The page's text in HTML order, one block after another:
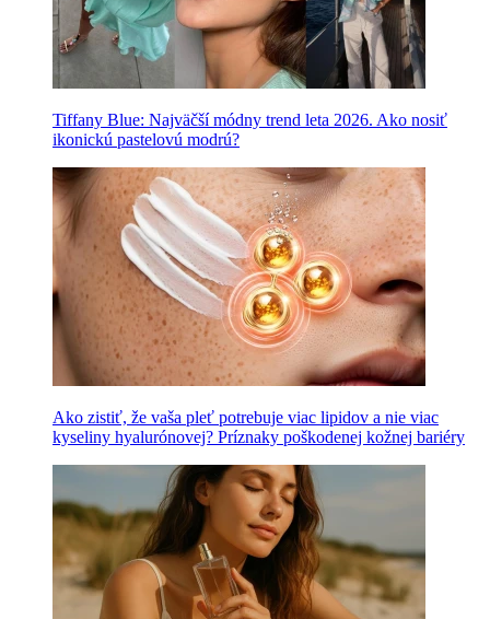
Tiffany Blue: Najväčší módny trend leta 2026. Ako nosiť
ikonickú pastelovú modrú?
Ako zistiť, že vaša pleť potrebuje viac lipidov a nie viac
kyseliny hyalurónovej? Príznaky poškodenej kožnej bariéry